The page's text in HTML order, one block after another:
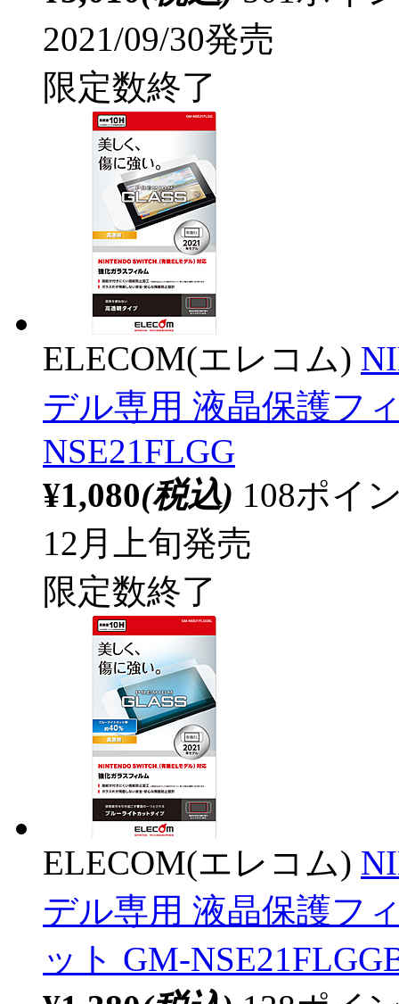
2021/09/30発売
限定数終了
ELECOM(エレコム)
デル専用 液晶保護フ
NSE21FLGG
¥1,080(税込) 108ポイ
12月上旬発売
限定数終了
ELECOM(エレコム)
デル専用 液晶保護フ
ット GM-